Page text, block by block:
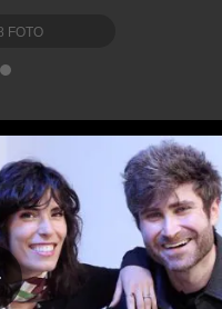
FOTO